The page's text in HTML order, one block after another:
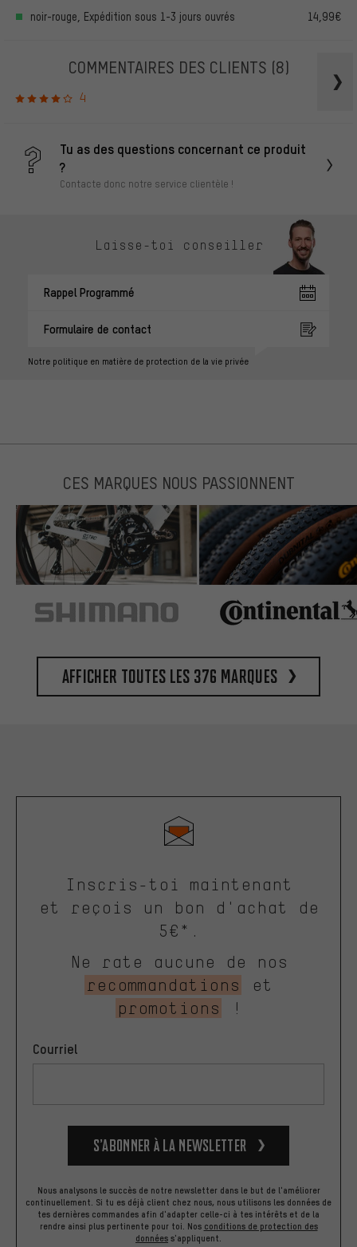
noir-rouge, Expédition sous 1-3 jours ouvrés 14,99€
COMMENTAIRES DES CLIENTS (8)
4
Tu as des questions concernant ce produit
?
Contacte donc notre service clientèle !
Laisse-toi conseiller
Rappel Programmé
Formulaire de contact
Notre politique en matière de protection de la vie privée
CES MARQUES NOUS PASSIONNENT
Afficher toutes les 376 marques
Inscris-toi maintenant
et reçois un bon d'achat de
5€*.
Ne rate aucune de nos
recommandations
et
promotions
!
Courriel
S’abonner à la newsletter
Nous analysons le succès de notre newsletter dans le but de l'améliorer
continuellement. Si tu es déjà client chez nous, nous utilisons les données de
tes dernières commandes afin d'adapter celle-ci à tes intérêts et de la
rendre ainsi plus pertinente pour toi. Nos conditions de protection des
données s'appliquent.